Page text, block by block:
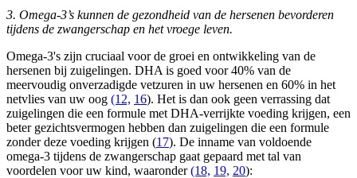
3. Omega-3’s kunnen de gezondheid van de hersenen bevorderen
tijdens de zwangerschap en het vroege leven.
Omega-3's zijn cruciaal voor de groei en ontwikkeling van de
hersenen bij zuigelingen. DHA is goed voor 40% van de
meervoudig onverzadigde vetzuren in uw hersenen en 60% in het
netvlies van uw oog (12, 16). Het is dan ook geen verrassing dat
zuigelingen die een formule met DHA-verrijkte voeding krijgen, een
beter gezichtsvermogen hebben dan zuigelingen die een formule
zonder deze voeding krijgen (17). De inname van voldoende
omega-3 tijdens de zwangerschap gaat gepaard met tal van
voordelen voor uw kind, waaronder(18, 19, 20):